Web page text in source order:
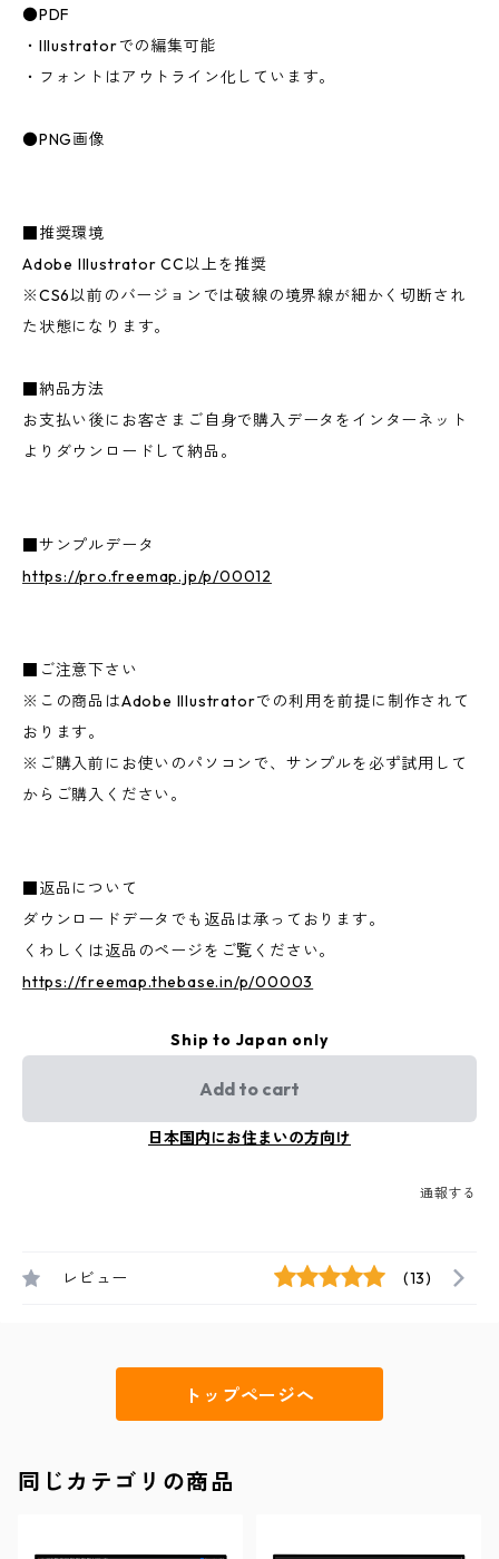
●PDF
・Illustratorでの編集可能
・フォントはアウトライン化しています。
●PNG画像
■推奨環境
Adobe Illustrator CC以上を推奨
※CS6以前のバージョンでは破線の境界線が細かく切断され
た状態になります。
■納品方法
お支払い後にお客さまご自身で購入データをインターネット
よりダウンロードして納品。
■サンプルデータ
https://pro.freemap.jp/p/00012
■ご注意下さい
※この商品はAdobe Illustratorでの利用を前提に制作されて
おります。
※ご購入前にお使いのパソコンで、サンプルを必ず試用して
からご購入ください。
■返品について
ダウンロードデータでも返品は承っております。
くわしくは返品のページをご覧ください。
https://freemap.thebase.in/p/00003
Ship to Japan only
Add to cart
日本国内にお住まいの方向け
通報する
レビュー (13)
トップページへ
同じカテゴリの商品